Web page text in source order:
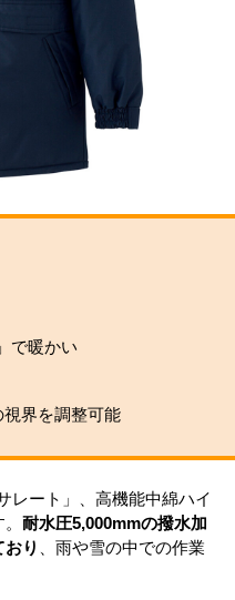
で暖かい
界を調整可能
レート」、高機能中綿ハイ
耐水圧5,000mmの撥水加
り 、雨や雪の中での作業